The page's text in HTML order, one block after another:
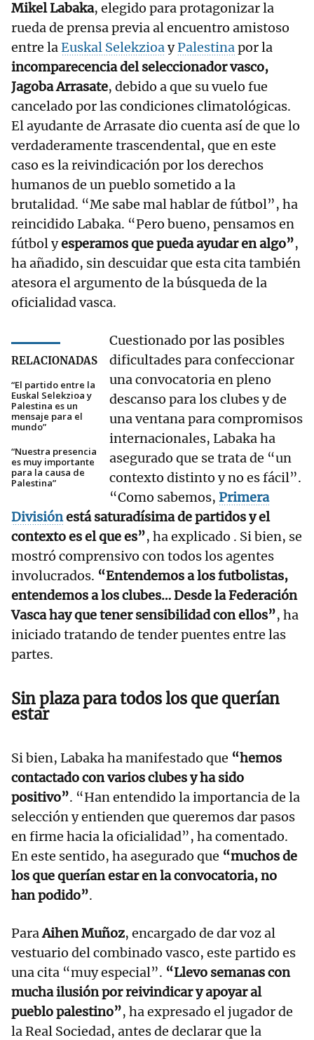
Mikel Labaka, elegido para protagonizar la
rueda de prensa previa al encuentro amistoso
entre laEuskal SelekzioayPalestinapor la
incomparecencia del seleccionador vasco,
Jagoba Arrasate, debido a que su vuelo fue
cancelado por las condiciones climatológicas.
El ayudante de Arrasate dio cuenta así de que lo
verdaderamente trascendental, que en este
caso es la reivindicación por los derechos
humanos de un pueblo sometido a la
brutalidad. “Me sabe mal hablar de fútbol”, ha
reincidido Labaka. “Pero bueno, pensamos en
fútbol yesperamos que pueda ayudar en algo”,
ha añadido, sin descuidar que esta cita también
atesora el argumento de la búsqueda de la
oficialidad vasca.
RELACIONADAS
“El partido entre la
Euskal Selekzioa y
Palestina es un
mensaje para el
mundo”
“Nuestra presencia
es muy importante
para la causa de
Palestina”
Cuestionado por las posibles
dificultades para confeccionar
una convocatoria en pleno
descanso para los clubes y de
una ventana para compromisos
internacionales, Labaka ha
asegurado que se trata de “un
contexto distinto y no es fácil”.
“Como sabemos, Primera
Divisiónestá saturadísima de partidos y el
contexto es el que es”, ha explicado . Si bien, se
mostró comprensivo con todos los agentes
involucrados. “Entendemos a los futbolistas,
entendemos a los clubes… Desde la Federación
Vasca hay que tener sensibilidad con ellos”, ha
iniciado tratando de tender puentes entre las
partes.
Sin plaza para todos los que querían
estar
Si bien, Labaka ha manifestado que “hemos
contactado con varios clubes y ha sido
positivo”. “Han entendido la importancia de la
selección y entienden que queremos dar pasos
en firme hacia la oficialidad”, ha comentado.
En este sentido, ha asegurado que “muchos de
los que querían estar en la convocatoria, no
han podido”.
ParaAihen Muñoz, encargado de dar voz al
vestuario del combinado vasco, este partido es
una cita “muy especial”. “Llevo semanas con
mucha ilusión por reivindicar y apoyar al
pueblo palestino”, ha expresado el jugador de
la Real Sociedad, antes de declarar que la